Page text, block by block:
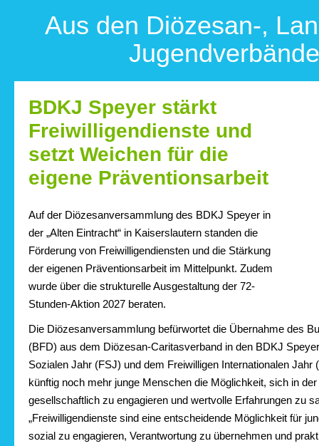
Aus den Diözesan-,
BDKJ Speyer stärkt
Freiwilligendienste und
setzt Weichen für die
eigene Präventionsarbeit
Auf der Diözesanversammlung des BDKJ Speyer in
der „Alten Eintracht“ in Kaiserslautern standen die
Förderung von Freiwilligendiensten und die Stärkung
der eigenen Präventionsarbeit im Mittelpunkt. Zudem
wurde über die strukturelle Ausgestaltung der 72-
Stunden-Aktion 2027 beraten.
Die Diözesanversammlung befürwortet die Übernahme des
(BFD) aus dem Diözesan-Caritasverband in den BDKJ
Sozialen Jahr (FSJ) und dem Freiwilligen Internationalen Jahr
künftig noch mehr junge Menschen die Möglichkeit, sich in
gesellschaftlich zu engagieren und wertvolle Erfahrungen zu
„Freiwilligendienste sind eine entscheidende Möglichkeit für
sozial zu engagieren, Verantwortung zu übernehmen und